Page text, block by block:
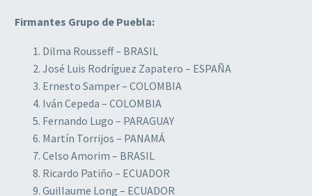
Firmantes Grupo de Puebla:
Dilma Rousseff – BRASIL
José Luis Rodríguez Zapatero – ESPAÑA
Ernesto Samper – COLOMBIA
Iván Cepeda – COLOMBIA
Fernando Lugo – PARAGUAY
Martín Torrijos – PANAMÁ
Celso Amorim – BRASIL
Ricardo Patiño – ECUADOR
Guillaume Long – ECUADOR